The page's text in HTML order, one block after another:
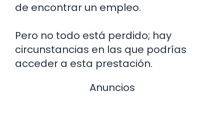
de encontrar un empleo.
Pero no todo está perdido; hay
circunstancias en las que podrías
acceder a esta prestación.
Anuncios